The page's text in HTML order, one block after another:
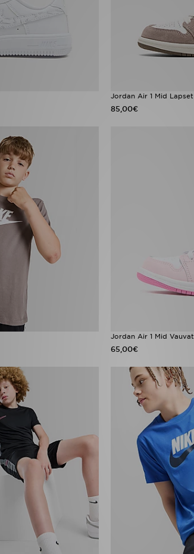
Jordan Air 1 Mid Lapset
85,00€
Jordan Air 1 Mid Vauvat
65,00€